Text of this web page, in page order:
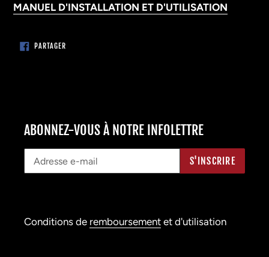
MANUEL D'INSTALLATION ET D'UTILISATION
PARTAGERPARTAGER
SUR
ABONNEZ-VOUS À NOTRE INFOLETTRE
S'INSCRIRE
Conditions de remboursement et d'utilisation